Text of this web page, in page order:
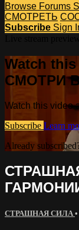
Browse Forums
СМОТРЕТЬ
Subscribe Sign
Watch
СМОТРИ
Watch this
Subscribe Learn
Already
СТРАШНАЯ СИЛА